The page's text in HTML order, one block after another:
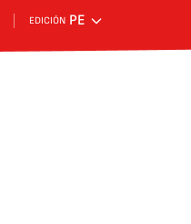
EDICIÓN PE